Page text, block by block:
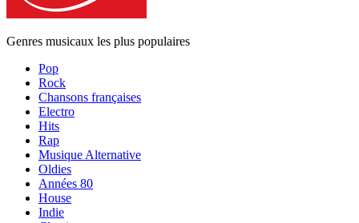
Genres musicaux les plus populaires
Pop
Rock
Chansons françaises
Electro
Hits
Rap
Musique Alternative
Oldies
Années 80
House
Indie